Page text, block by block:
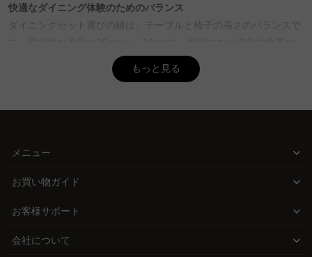
A. 素材やデザインは、部屋の雰囲気や使い勝手に合わせて選ぶと良
いでしょう。無垢材は自然な温かみがあり、長く使うほど風合いが
あります。CAGUUUでは北欧モダンやヴィンテージスタイルなど、
多彩な選択肢を提供しており、バーチャルショールームで実際の雰
Q. テーブルと椅子をセットで購入するメリットは何です
ランスが考慮されているため、失敗が少なく済みます。セット購入
に実現できます。CAGUUUのセット商品は5年品質保証がついてお
り、安心して購入することができます。
快適なダイニング体験のためのバランス
ダイニングセット選びの鍵は、テーブルと椅子の高さのバランスで
作業ができる環境を提供します。座面高は身長に合わせて選び、足
のかかとが床につく状態が理想です。
事スペースを確保できます。椅子を引いたり立ち座りしたりするス
ペースを考慮することで、動きやすさもアップします。
素材とデザインで個性を演出
な温かみやセラミックの耐久性など、好みに合わせて選ぶことがで
もっと見る
メニュー
お買い物ガイド
お客様サポート
会社について